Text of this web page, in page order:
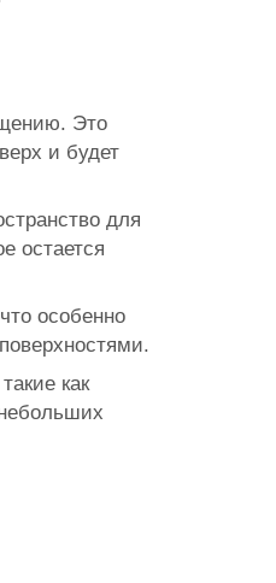
Это
и будет
для
остается
особенно
как